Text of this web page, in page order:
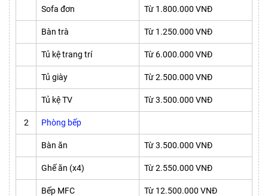
Sofa đơn Từ 1.800.000 VNĐ
Bàn trà Từ 1.250.000 VNĐ
Tủ kệ trang trí Từ 6.000.000 VNĐ
Tủ giày Từ 2.500.000 VNĐ
Tủ kệ TV Từ 3.500.000 VNĐ
2 Phòng bếp
Bàn ăn Từ 3.500.000 VNĐ
Ghế ăn (x4) Từ 2.550.000 VNĐ
Bếp MFC Từ 12.500.000 VNĐ